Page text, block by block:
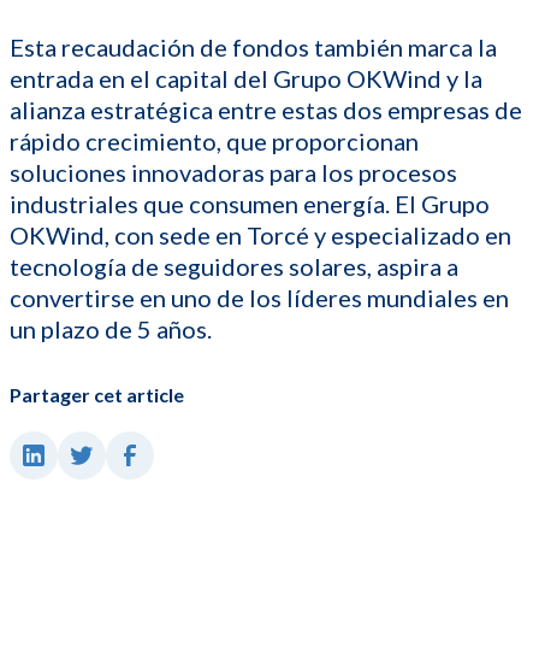
Esta recaudación de fondos también marca la
entrada en el capital del Grupo OKWind y la
alianza estratégica entre estas dos empresas de
rápido crecimiento, que proporcionan
soluciones innovadoras para los procesos
industriales que consumen energía. El Grupo
OKWind, con sede en Torcé y especializado en
tecnología de seguidores solares, aspira a
convertirse en uno de los líderes mundiales en
un plazo de 5 años.
Partager cet article